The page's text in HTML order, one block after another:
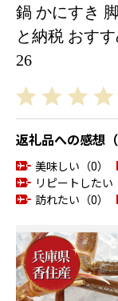
鍋 かにすき
と納税 おす
26
返礼品への感想（
美味しい（0）
リピートしたい
訪れたい（0）